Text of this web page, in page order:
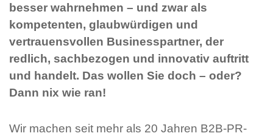
besser wahrnehmen – und zwar als
kompetenten, glaubwürdigen und
vertrauensvollen Businesspartner, der
redlich, sachbezogen und innovativ auftritt
und handelt. Das wollen Sie doch – oder?
Dann nix wie ran!
Wir machen seit mehr als 20 Jahren B2B-PR-